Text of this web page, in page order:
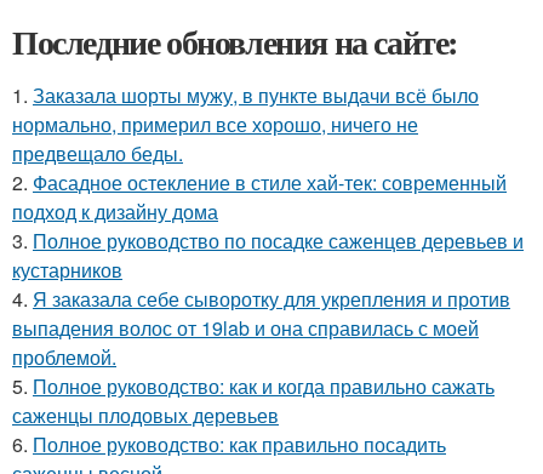
Последние обновления на сайте:
1. Заказала шорты мужу, в пункте выдачи всё было
нормально, примерил все хорошо, ничего не
предвещало беды.
2. Фасадное остекление в стиле хай-тек: современный
подход к дизайну дома
3. Полное руководство по посадке саженцев деревьев и
кустарников
4. Я заказала себе сыворотку для укрепления и против
выпадения волос от 19lab и она справилась с моей
проблемой.
5. Полное руководство: как и когда правильно сажать
саженцы плодовых деревьев
6. Полное руководство: как правильно посадить